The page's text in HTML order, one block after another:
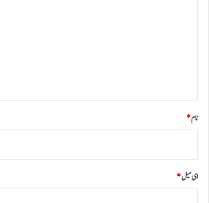
نام*
ای میل*